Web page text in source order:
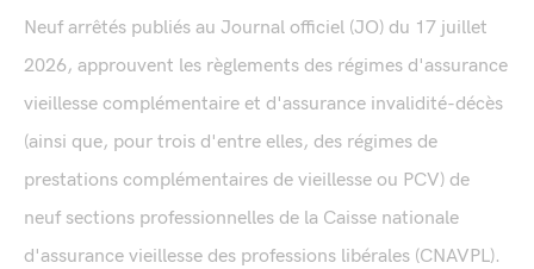
Neuf arrêtés publiés au Journal officiel (JO) du 17 juillet
2026, approuvent les règlements des régimes d'assurance
vieillesse complémentaire et d'assurance invalidité-décès
(ainsi que, pour trois d'entre elles, des régimes de
prestations complémentaires de vieillesse ou PCV) de
neuf sections professionnelles de la Caisse nationale
d'assurance vieillesse des professions libérales (CNAVPL).